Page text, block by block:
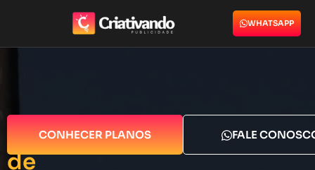
WHATSAPP
Agência
de
CONHECER PLANOS FALE